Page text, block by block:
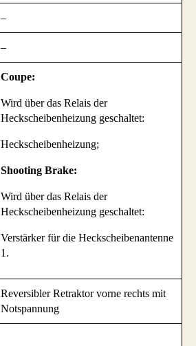
–
–
Coupe:
Wird über das Relais der
Heckscheibenheizung geschaltet:
Heckscheibenheizung;
Shooting Brake:
Wird über das Relais der
Heckscheibenheizung geschaltet:
Verstärker für die Heckscheibenantenne
1.
Reversibler Retraktor vorne rechts mit
Notspannung